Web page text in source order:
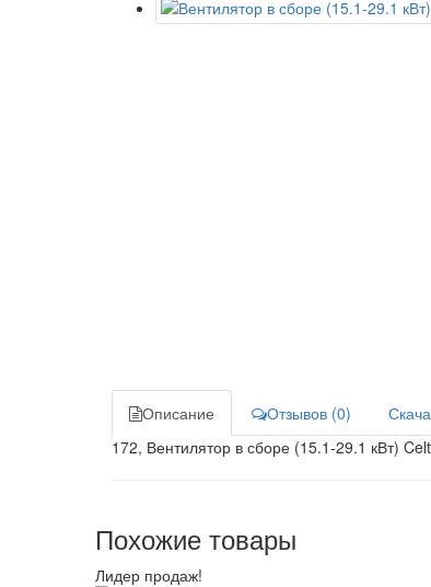
Описание Отзывов (0)
172, Вентилятор в сборе (15.1-29.1 кВт)
Похожие товары
Лидер продаж!